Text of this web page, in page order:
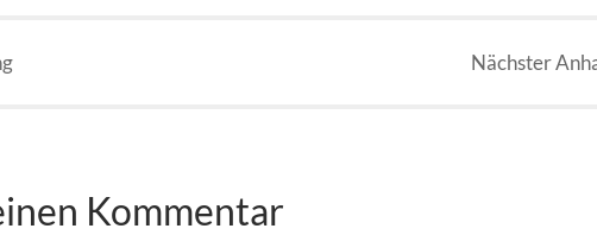
Nächster
Kommentar